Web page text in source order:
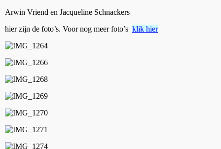
Arwin Vriend en Jacqueline Schnackers
hier zijn de foto’s. Voor nog meer foto’s klik hier